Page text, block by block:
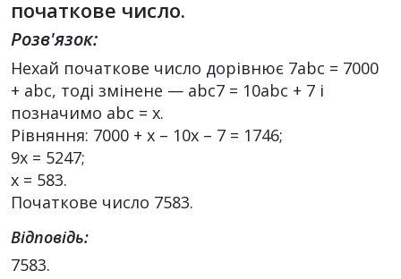
початкове число.
Розв'язок:
Нехай початкове число дорівнює 7abc = 7000
+ abc, тоді змінене — abc7 = 10abc + 7 і
позначимо abc = х.
Рівняння: 7000 + х – 10x – 7 = 1746;
9х = 5247;
х = 583.
Початкове число 7583.
Відповідь:
7583.